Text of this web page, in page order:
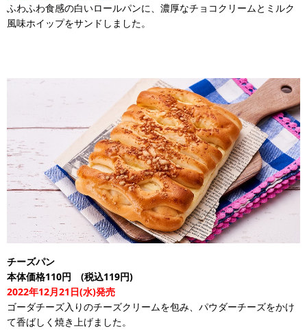
ふわふわ食感の白いロールパンに、濃厚なチョコクリームとミルク
風味ホイップをサンドしました。
チーズパン
本体価格110円 (税込119円)
2022年12月21日(水)発売
ゴーダチーズ入りのチーズクリームを包み、パウダーチーズをかけ
て香ばしく焼き上げました。